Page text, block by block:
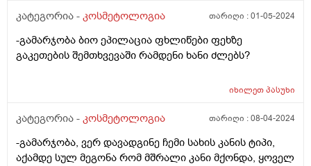
კატეგორია - კოსმეტოლოგია თარიღი :01-05-2024
-გამარჯობა ბიო ეპილაცია ფხლიწები ფეხზე
გაკეთების შემთხვევაში რამდენი ხანი ძლებს?
იხილეთპასუხი
კატეგორია - კოსმეტოლოგია თარიღი :08-04-2024
-გამარჯობა, ვერ დავადგინე ჩემი სახის კანის ტიპი,
აქამდე სულ მეგონა რომ მშრალი კანი მქონდა, ყოველ